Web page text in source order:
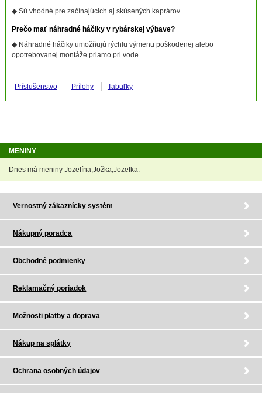
◆ Sú vhodné pre začínajúcich aj skúsených kaprárov.
Prečo mať náhradné háčiky v rybárskej výbave?
◆ Náhradné háčiky umožňujú rýchlu výmenu poškodenej alebo
opotrebovanej montáže priamo pri vode.
Príslušenstvo Prílohy Tabuľky
MENINY
Dnes má meniny Jozefína,Jožka,Jozefka.
Vernostný zákaznícky systém
Nákupný poradca
Obchodné podmienky
Reklamačný poriadok
Možnosti platby a doprava
Nákup na splátky
Ochrana osobných údajov